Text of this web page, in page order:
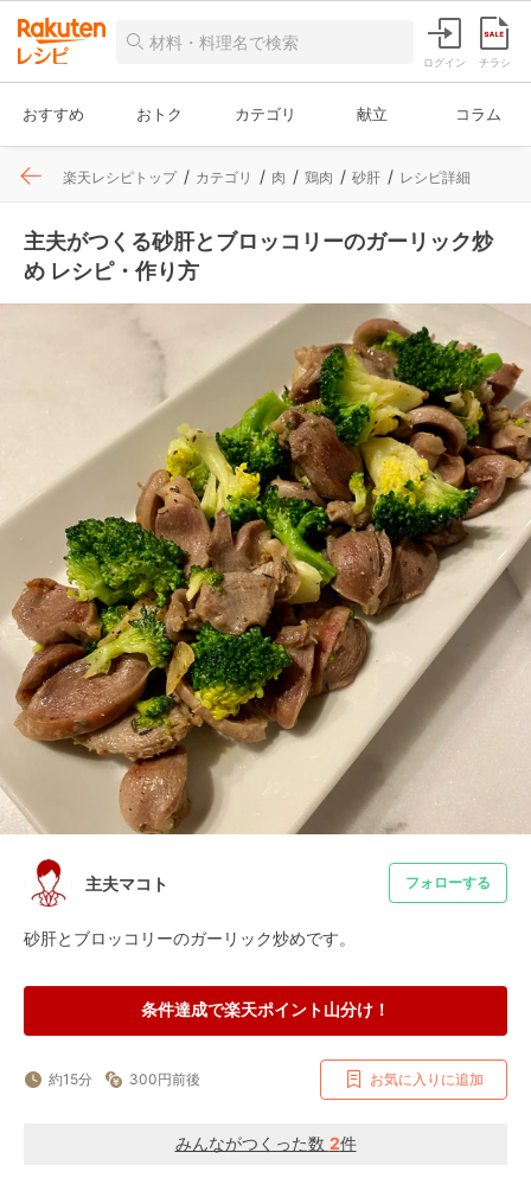
ログイン チラシ
おすすめ おトク カテゴリ 献立 コラム
楽天レシピトップ カテゴリ 肉 鶏肉 砂肝 レシピ詳細
主夫がつくる砂肝とブロッコリーのガーリック炒
め レシピ・作り方
主夫マコト フォローする
砂肝とブロッコリーのガーリック炒めです。
条件達成で楽天ポイント山分け！
約15分 300円前後 お気に入りに追加
みんながつくった数 2件